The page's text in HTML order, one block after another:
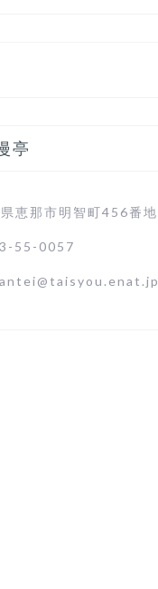
亭
恵那市明智町456番地
55-0057